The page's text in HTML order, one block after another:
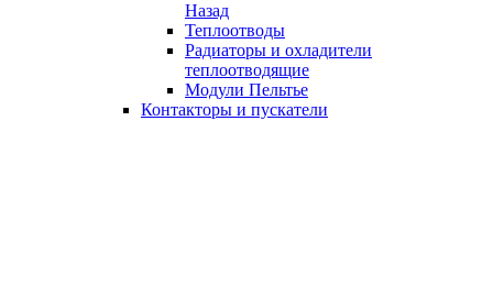
Назад
Теплоотводы
Радиаторы и охладители
теплоотводящие
Модули Пельтье
Контакторы и пускатели